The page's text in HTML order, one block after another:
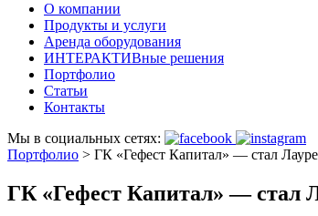
О компании
Продукты и услуги
Аренда оборудования
ИНТЕРАКТИВные решения
Портфолио
Статьи
Контакты
Мы в социальных сетях:
Портфолио > ГК «Гефест Капитал» — стал
ГК «Гефест Капитал» — стал